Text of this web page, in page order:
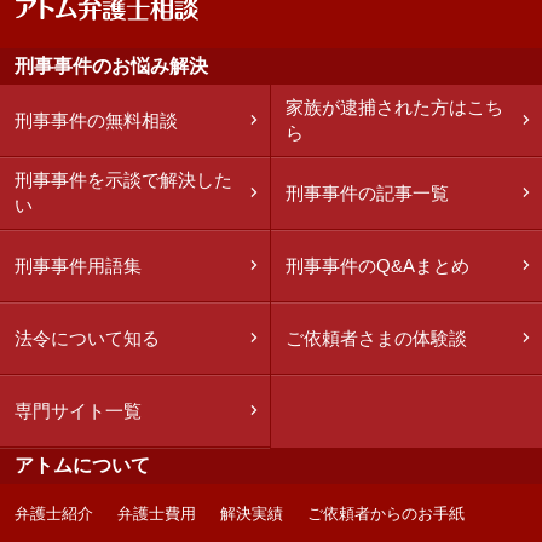
刑事事件のお悩み解決
刑事事件の無料相談
家族が逮捕された方はこち
ら
刑事事件を示談で解決した
い
刑事事件の記事一覧
刑事事件用語集 刑事事件のQ&Aまとめ
法令について知る ご依頼者さまの体験談
専門サイト一覧
アトムについて
弁護士紹介 弁護士費用 解決実績 ご依頼者からのお手紙